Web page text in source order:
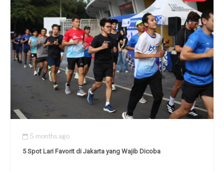
5 months ago
5 Spot Lari Favorit di Jakarta yang Wajib Dicoba